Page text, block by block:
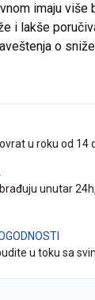
imaju više
i lakše
o
u roku od 14
unutar
u toku sa